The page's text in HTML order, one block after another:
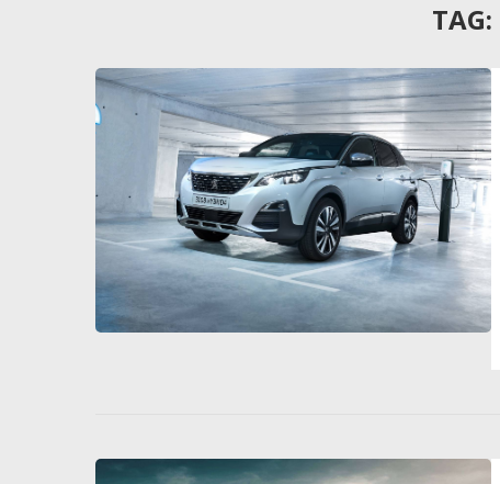
TAG: